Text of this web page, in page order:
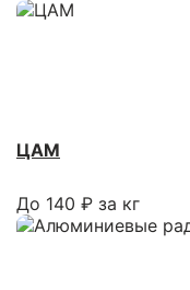
ЦАМ
До 140 ₽ за кг